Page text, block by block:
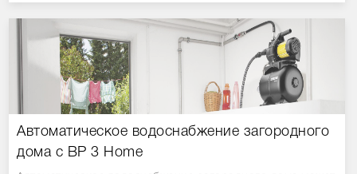
Автоматическое водоснабжение загородного
дома с BP 3 Home